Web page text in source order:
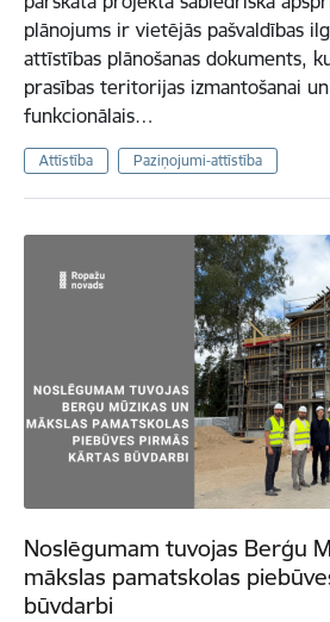
plānojums ir vietējās pašvaldības
attīstības plānošanas dokuments,
prasības teritorijas izmantošanai
funkcionālais…
Attīstība Paziņojumi-attīstība
Noslēgumam tuvojas Berģu
mākslas pamatskolas
būvdarbi